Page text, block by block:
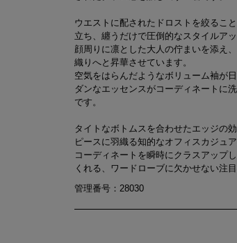
ウエストに配されたドロストを絞るこ
立ち、纏うだけで圧倒的なスタイルア
顔周りに凛とした大人の佇まいを添え
織りへと昇華させています。
空気をはらんだようなボリューム袖が
ダンなエッセンスがコーディネートに
です。
タイトなボトムスを合わせたエッジの
ピースに羽織る知的なオフィスカジュ
コーディネートを瞬時にクラスアップ
くれる、ワードローブに欠かせない注
管理番号：28030